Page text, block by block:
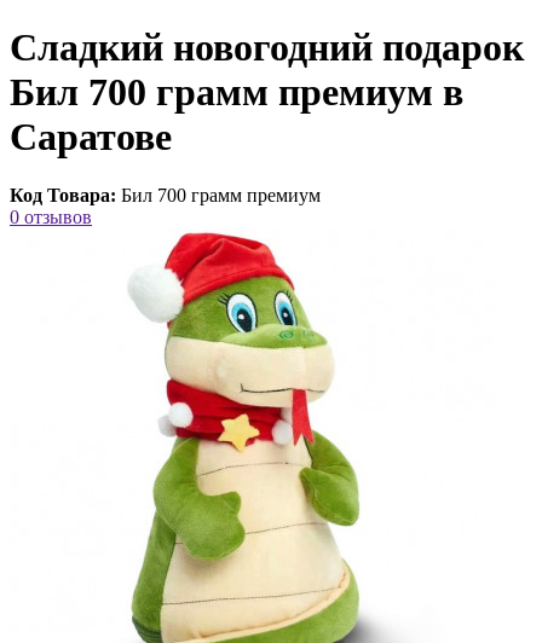
Сладкий новогодний подарок
Бил 700 грамм премиум в
Саратове
Код Товара: Бил 700 грамм премиум
0 отзывов